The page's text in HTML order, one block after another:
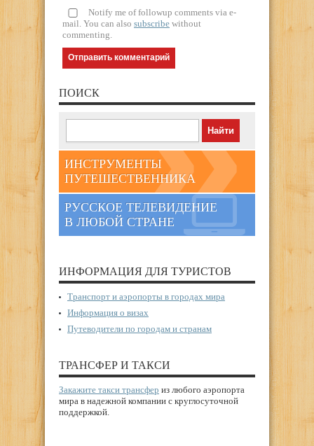
Notify me of followup comments via e-
mail. You can also subscribe without
commenting.
ПОИСК
ИНСТРУМЕНТЫ
ПУТЕШЕСТВЕННИКА
РУССКОЕ ТЕЛЕВИДЕНИЕ
В ЛЮБОЙ СТРАНЕ
ИНФОРМАЦИЯ ДЛЯ ТУРИСТОВ
Транспорт и аэропорты в городах мира
Информация о визах
Путеводители по городам и странам
ТРАНСФЕР И ТАКСИ
Закажите такси трансфер из любого аэропорта
мира в надежной компании с круглосуточной
поддержкой.